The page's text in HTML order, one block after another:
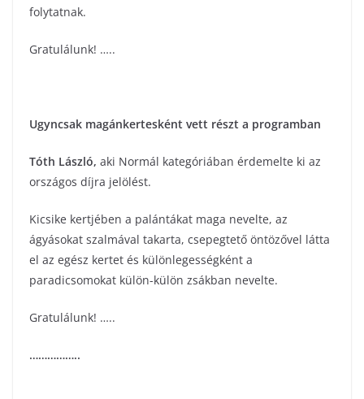
folytatnak.
Gratulálunk! …..
Ugyncsak magánkertesként vett részt a programban
Tóth László, aki Normál kategóriában érdemelte ki az
országos díjra jelölést.
Kicsike kertjében a palántákat maga nevelte, az
ágyásokat szalmával takarta, csepegtető öntözővel látta
el az egész kertet és különlegességként a
paradicsomokat külön-külön zsákban nevelte.
Gratulálunk! …..
……………..